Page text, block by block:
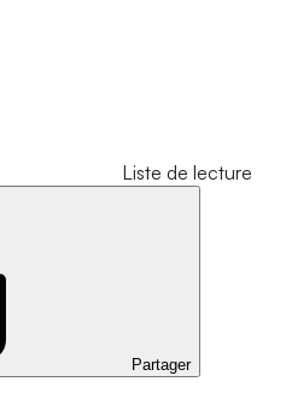
Liste de lecture
Partager